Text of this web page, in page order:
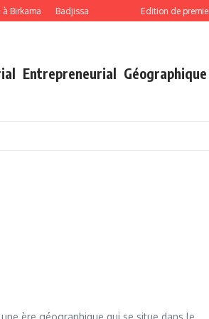
Birkama Badjissa Edition de
Entrepreneurial Géographique
ère géographique qui se situe dans le